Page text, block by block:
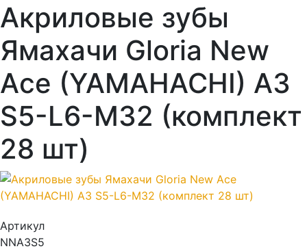
Акриловые зубы
Ямахачи Gloria New
Ace (YAMAHACHI) A3
S5-L6-M32 (комплект
28 шт)
Артикул
NNA3S5